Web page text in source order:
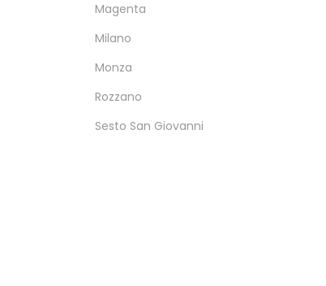
Magenta
Milano
Monza
Rozzano
Sesto San Giovanni